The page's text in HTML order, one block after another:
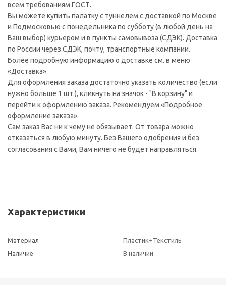
всем требованиям ГОСТ.
Вы можете купить палатку с туннелем с доставкой по Москве
и Подмосковью с понедельника по субботу (в любой день на
Ваш выбор) курьером и в пункты самовывоза (СДЭК). Доставка
по России через СДЭК, почту, транспортные компании.
Более подробную информацию о доставке см. в меню
«Доставка».
Для оформления заказа достаточно указать количество (если
нужно больше 1 шт.), кликнуть на значок - "В корзину" и
перейти к оформлению заказа. Рекомендуем «Подробное
оформление заказа».
Сам заказ Вас ни к чему не обязывает. От товара можно
отказаться в любую минуту. Без Вашего одобрения и без
согласования с Вами, Вам ничего не будет направляться.
Характеристики
Материал
Пластик+Текстиль
Наличие
В наличии